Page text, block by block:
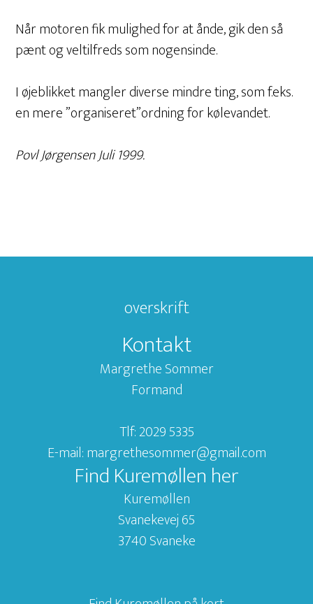
Når motoren fik mulighed for at ånde, gik den så
pænt og veltilfreds som nogensinde.
I øjeblikket mangler diverse mindre ting, som f.eks.
en mere ”organiseret”ordning for kølevandet.
Povl Jørgensen Juli 1999.
overskrift
Kontakt
Margrethe Sommer
Formand
Tlf: 2029 5335
E-mail: margrethesommer@gmail.com
Find Kuremøllen her
Kuremøllen
Svanekevej 65
3740 Svaneke